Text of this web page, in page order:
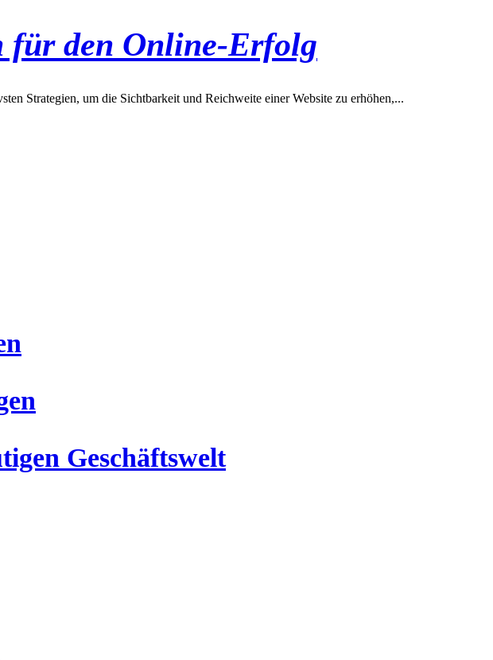
für den Online-Erfolg
Strategien, um die Sichtbarkeit und Reichweite einer Website zu erhöhen,...
Geschäftswelt